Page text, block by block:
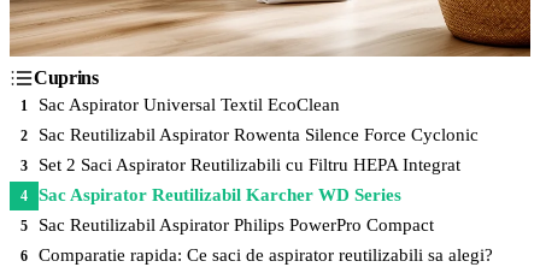
Cuprins
1 Sac Aspirator Universal Textil EcoClean
2 Sac Reutilizabil Aspirator Rowenta Silence Force Cyclonic
3 Set 2 Saci Aspirator Reutilizabili cu Filtru HEPA Integrat
4 Sac Aspirator Reutilizabil Karcher WD Series
5 Sac Reutilizabil Aspirator Philips PowerPro Compact
6 Comparatie rapida: Ce saci de aspirator reutilizabili sa alegi?